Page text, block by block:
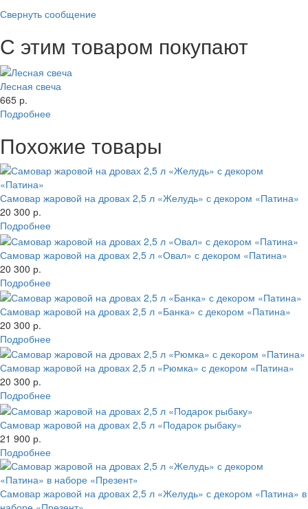
Свернуть сообщение
С этим товаром покупают
Лесная свеча
665 р.
Подробнее
Похожие товары
Самовар жаровой на дровах 2,5 л «Желудь» с декором «Патина»
20 300 р.
Подробнее
Самовар жаровой на дровах 2,5 л «Овал» с декором «Патина»
20 300 р.
Подробнее
Самовар жаровой на дровах 2,5 л «Банка» с декором «Патина»
20 300 р.
Подробнее
Самовар жаровой на дровах 2,5 л «Рюмка» с декором «Патина»
20 300 р.
Подробнее
Самовар жаровой на дровах 2,5 л «Подарок рыбаку»
21 900 р.
Подробнее
Самовар жаровой на дровах 2,5 л «Желудь» с декором «Патина» в